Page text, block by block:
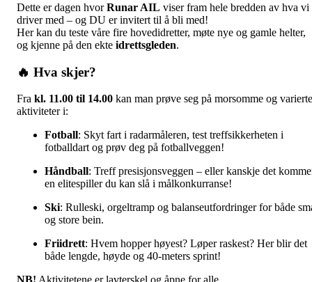
Dette er dagen hvorRunar AIL viser fram hele bredden av hva vi
driver med – og DU er invitert til å bli med!
Her kan du teste våre fire hovedidretter, møte nye og gamle helter,
og kjenne på den ekte idrettsgleden.
🔥 Hva skjer?
Fra kl. 11.00 til 14.00 kan man prøve seg på morsomme og varierte
aktiviteter i:
Fotball: Skyt fart i radarmåleren, test treffsikkerheten i
fotballdart og prøv deg på fotballveggen!
Håndball: Treff presisjonsveggen – eller kanskje det
en elitespiller du kan slå i målkonkurranse!
Ski: Rulleski, orgeltramp og balanseutfordringer for både
og store bein.
Friidrett: Hvem hopper høyest? Løper raskest? Her blir det
både lengde, høyde og 40-meters sprint!